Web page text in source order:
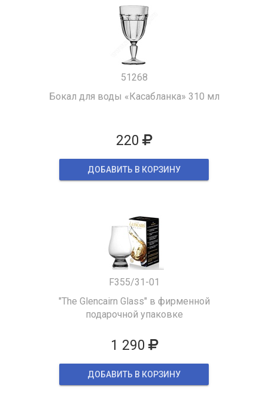
51268
Бокал для воды «Касабланка» 310 мл
220
ДОБАВИТЬ В КОРЗИНУ
F355/31-01
"The Glencairn Glass" в фирменной
подарочной упаковке
1 290
ДОБАВИТЬ В КОРЗИНУ